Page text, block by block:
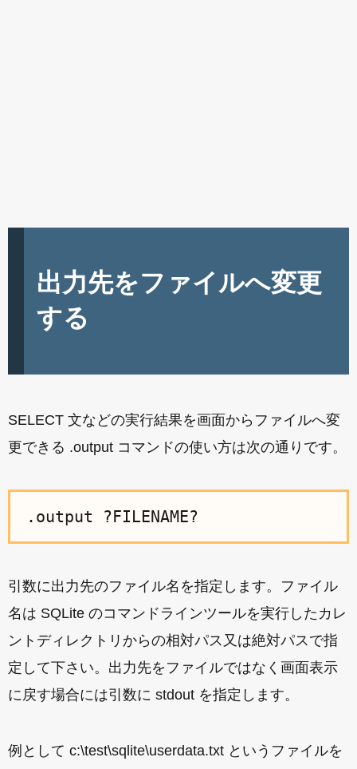
出力先をファイルへ変更
する
SELECT 文などの実行結果を画面からファイルへ変
更できる .output コマンドの使い方は次の通りです。
.output ?FILENAME?
引数に出力先のファイル名を指定します。ファイル
名は SQLite のコマンドラインツールを実行したカレ
ントディレクトリからの相対パス又は絶対パスで指
定して下さい。出力先をファイルではなく画面表示
に戻す場合には引数に stdout を指定します。
例として c:\test\sqlite\userdata.txt というファイルを